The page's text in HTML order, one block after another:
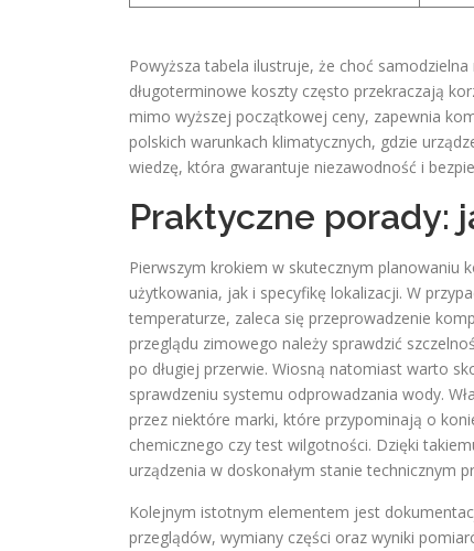
Powyższa tabela ilustruje, że choć
długoterminowe koszty często przekraczają
mimo wyższej początkowej ceny, zapewnia
polskich warunkach klimatycznych, gdzie
wiedzę, która gwarantuje niezawodność i
Praktyczne porady:
Pierwszym krokiem w skutecznym planowaniu
użytkowania, jak i specyfikę lokalizacji. W
temperaturze, zaleca się przeprowadzenie
przeglądu zimowego należy sprawdzić
po długiej przerwie. Wiosną natomiast warto
sprawdzeniu systemu odprowadzania wody.
przez niektóre marki, które przypominają o
chemicznego czy test wilgotności. Dzięki
urządzenia w doskonałym stanie technicznym
Kolejnym istotnym elementem jest
przeglądów, wymiany części oraz wyniki